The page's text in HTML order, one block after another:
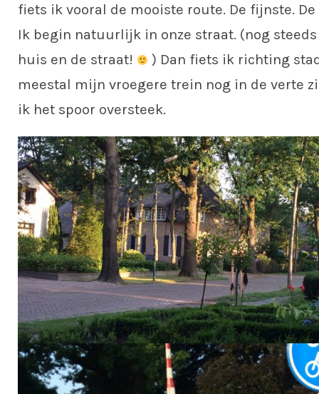
fiets ik vooral de mooiste route. De fijnste.
Ik begin natuurlijk in onze straat. (nog
huis en de straat!
) Dan fiets ik richting
meestal mijn vroegere trein nog in de verte
ik het spoor oversteek.